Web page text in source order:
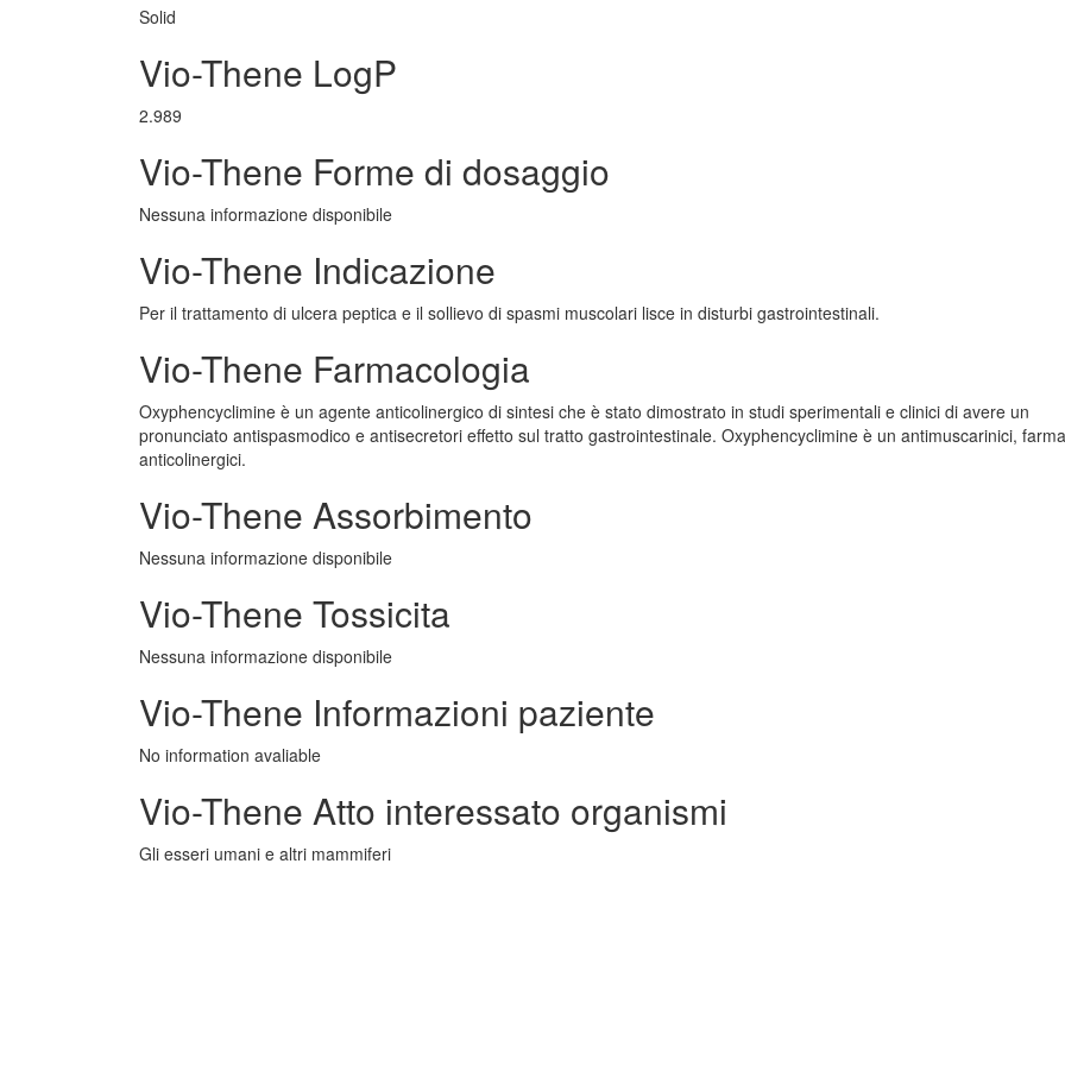
Solid
Vio-Thene LogP
2.989
Vio-Thene Forme di dosaggio
Nessuna informazione disponibile
Vio-Thene Indicazione
Per il trattamento di ulcera peptica e il sollievo di spasmi muscolari lisce in disturbi gastrointestinali.
Vio-Thene Farmacologia
Oxyphencyclimine è un agente anticolinergico di sintesi che è stato dimostrato in studi sperimentali e clinici di avere un
pronunciato antispasmodico e antisecretori effetto sul tratto gastrointestinale. Oxyphencyclimine è un antimuscarinici,
anticolinergici.
Vio-Thene Assorbimento
Nessuna informazione disponibile
Vio-Thene Tossicita
Nessuna informazione disponibile
Vio-Thene Informazioni paziente
No information avaliable
Vio-Thene Atto interessato organismi
Gli esseri umani e altri mammiferi